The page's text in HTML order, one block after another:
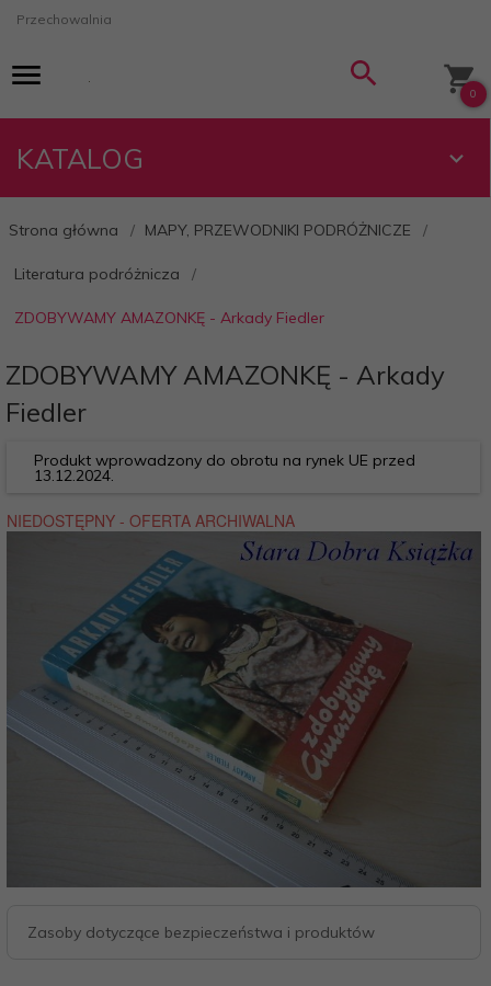
Przechowalnia
0
KATALOG
Strona główna MAPY, PRZEWODNIKI PODRÓŻNICZE
Literatura podróżnicza
ZDOBYWAMY AMAZONKĘ - Arkady Fiedler
ZDOBYWAMY AMAZONKĘ - Arkady
Fiedler
Produkt wprowadzony do obrotu na rynek UE przed
13.12.2024.
Zasoby dotyczące bezpieczeństwa i produktów